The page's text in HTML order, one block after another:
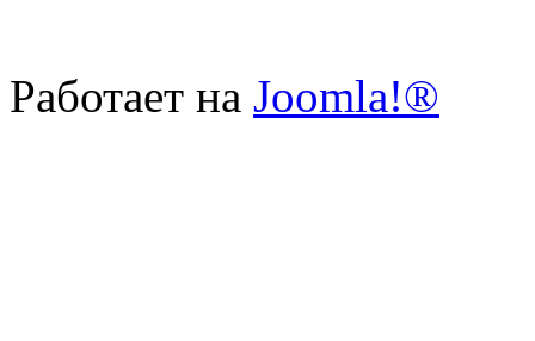
Работает на Joomla!®